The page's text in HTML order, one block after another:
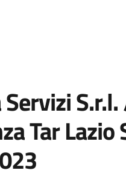
Servizi
Tar